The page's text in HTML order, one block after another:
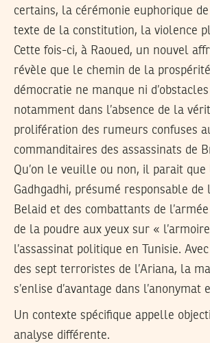
certains, la cérémonie euphorique
texte de la constitution, la violence
Cette fois-ci, à Raoued, un nouvel
révèle que le chemin de la
démocratie ne manque ni d’obstacles
notamment dans l’absence de la
prolifération des rumeurs confuses
commanditaires des assassinats de
Qu’on le veuille ou non, il parait que
Gadhgadhi, présumé responsable de
Belaid et des combattants de
de la poudre aux yeux sur «
l’assassinat politique en Tunisie.
des sept terroristes de l’Ariana, la
s’enlise d’avantage dans l’anonymat
Un contexte spécifique appelle
analyse différente.